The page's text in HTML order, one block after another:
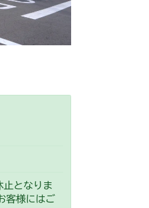
止となりま
客様にはご